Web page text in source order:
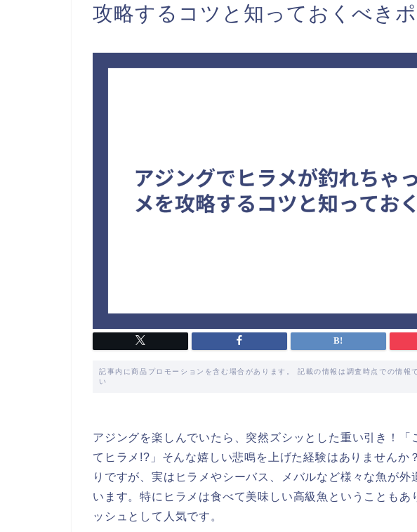
攻略するコツと知っておくべき
記事内に商品プロモーションを含む場合があります。 記載の情報は調査時点での情報
い
アジングを楽しんでいたら、突然ズシッとした重い引き！
てヒラメ!?」そんな嬉しい悲鳴を上げた経験はありませんか
りですが、実はヒラメやシーバス、メバルなど様々な魚が外
います。特にヒラメは食べて美味しい高級魚ということもあ
ッシュとして人気です。